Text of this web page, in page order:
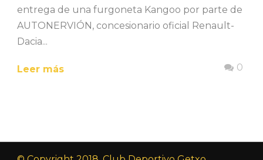
entrega de una furgoneta Kangoo por parte de
AUTONERVIÓN, concesionario oficial Renault-
Dacia...
Leer más 0